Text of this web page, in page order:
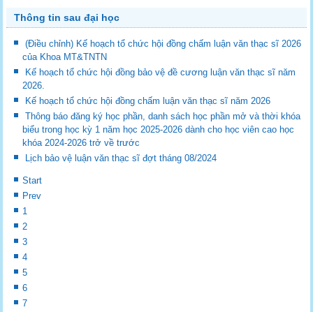
Thông tin sau đại học
(Điều chỉnh) Kế hoạch tổ chức hội đồng chấm luận văn thạc sĩ 2026
của Khoa MT&TNTN
Kế hoạch tổ chức hội đồng bảo vệ đề cương luận văn thạc sĩ năm
2026.
Kế hoạch tổ chức hội đồng chấm luận văn thạc sĩ năm 2026
Thông báo đăng ký học phần, danh sách học phần mở và thời khóa
biểu trong học kỳ 1 năm học 2025-2026 dành cho học viên cao học
khóa 2024-2026 trở về trước
Lịch bảo vệ luận văn thạc sĩ đợt tháng 08/2024
Start
Prev
1
2
3
4
5
6
7